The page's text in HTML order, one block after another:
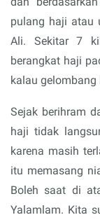
pulang haji atau
Ali. Sekitar 7
berangkat haji
kalau gelombang
Sejak berihram
haji tidak
karena masih
itu memasang
Boleh saat di
Yalamlam. Kita